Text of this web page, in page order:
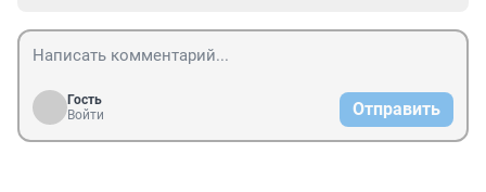
Гость
Войти
Отправить